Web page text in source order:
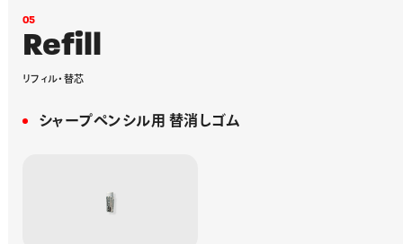
05
Refill
リフ ィ ル・ 替芯
シャープペンシル用 替消しゴム